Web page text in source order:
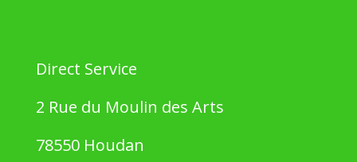
Direct Service
2 Rue du Moulin des Arts
78550 Houdan